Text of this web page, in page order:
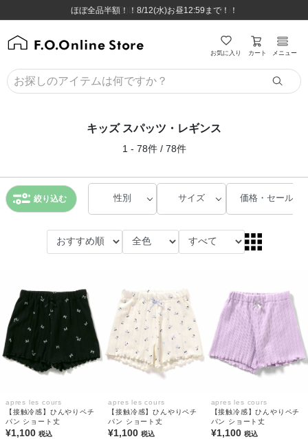
8,800円(税込)以上のお買い物で送料無料♪
ほぼ全品半額！！8/12(水)お昼12:59まで！！
8,800円(税込)以上のお買い物で送料無料♪
ほぼ全品半額！！8/12(水)お昼12:59まで！！
お気に入り カート メニュー
キッズ スパッツ・レギンス
1 - 78件 / 78件
絞り込む 性別 サイズ 価格・セール
apres les cours
【接触冷感】ひんやりペチ
パン ショート丈
¥1,100 税込
apres les cours
【接触冷感】ひんやりペチ
パン ショート丈
¥1,100税込
apres les cours
【接触冷感】ひんやりペチ
パン ショート丈
¥1,100 税込